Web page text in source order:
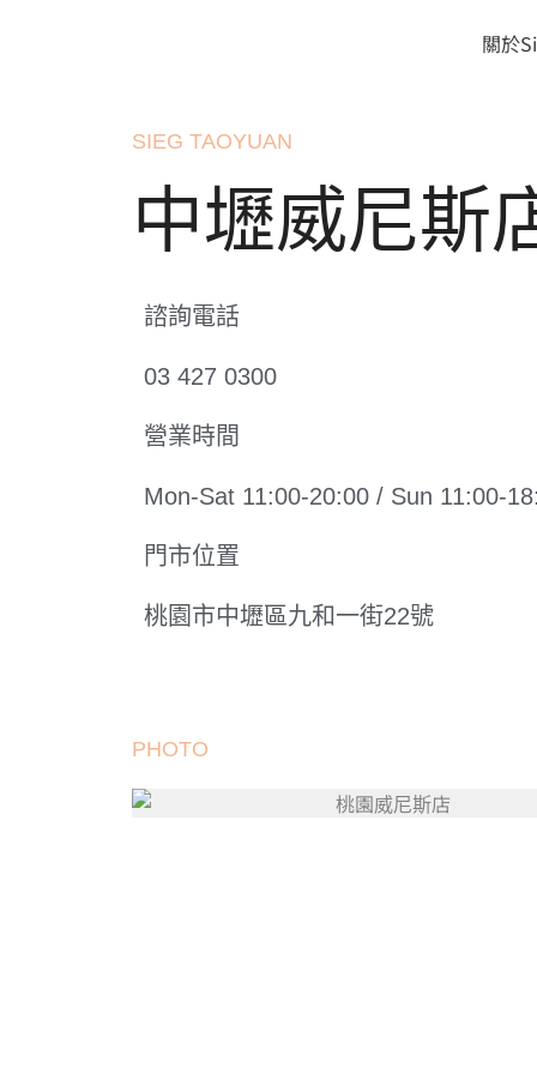
關於
SIEG TAOYUAN
中壢威尼斯
諮詢電話
03 427 0300
營業時間
Mon-Sat 11:00-20:00 / Sun 11:00-
門市位置
桃園市中壢區九和一街22號
PHOTO